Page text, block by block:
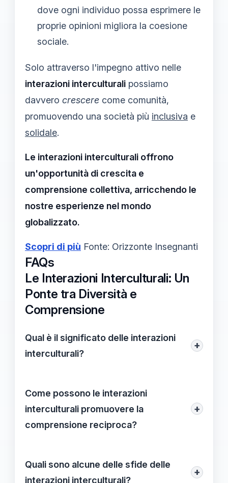
dove ogni individuo possa esprimere le
proprie opinioni migliora la coesione
sociale.
Solo attraverso l'impegno attivo nelle
interazioni interculturali possiamo
davvero crescere come comunità,
promuovendo una società più inclusiva e
solidale.
Le interazioni interculturali offrono
un'opportunità di crescita e
comprensione collettiva, arricchendo le
nostre esperienze nel mondo
globalizzato.
Scopri di più Fonte: Orizzonte Insegnanti
FAQs
Le Interazioni Interculturali: Un
Ponte tra Diversità e
Comprensione
Qual è il significato delle interazioni
interculturali?
+
agli scambi e ai legami che avvengono tra
persone di culture diverse. Questi rapporti
possono manifestarsi in vari contesti,
comunicazione.
Come possono le interazioni
interculturali promuovere la
comprensione reciproca?
+
comunicazione efficace e l'empatia.
Riconoscere e apprezzare le diversità
Quali sono alcune delle sfide delle
interazioni interculturali?
+